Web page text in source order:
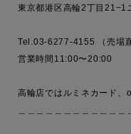
東京都港区高輪2丁目21−1
Tel.03-6277-4155 （売場直
営業時間11:00〜20:00
高輪店ではルミネカード